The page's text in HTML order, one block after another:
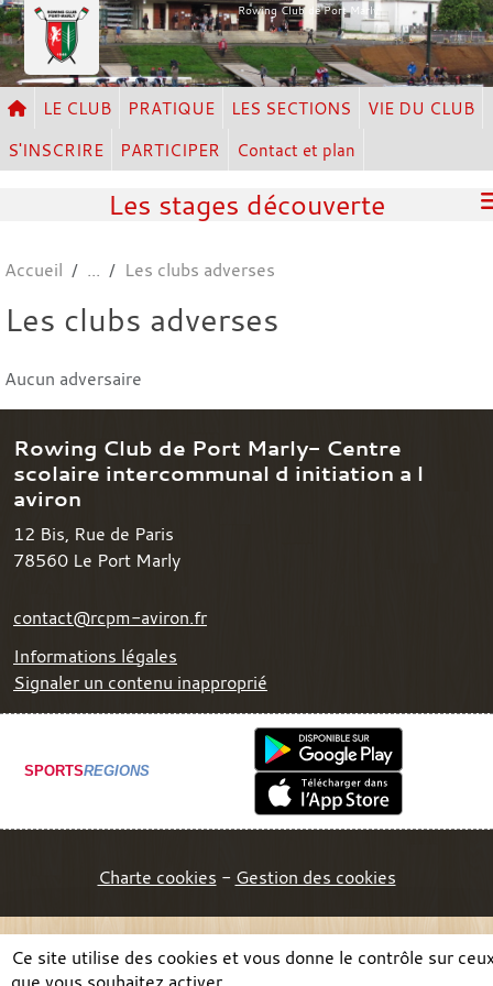
Rowing Club de Port Marly
LE CLUB PRATIQUE LES SECTIONS
VIE DU CLUB
S'INSCRIRE
PARTICIPER Contact et plan
Les stages découverte
Accueil Les clubs adverses
Les clubs adverses
Aucun adversaire
Rowing Club de Port Marly- Centre
scolaire intercommunal d initiation a l
aviron
12 Bis, Rue de Paris
78560 Le Port Marly
contact@rcpm-aviron.fr
Informations légales
Signaler un contenu inapproprié
SPORTSREGIONS
Charte cookies Gestion des cookies
Panneau de gestion des cookies
Ce site utilise des cookies et vous donne le contrôle sur